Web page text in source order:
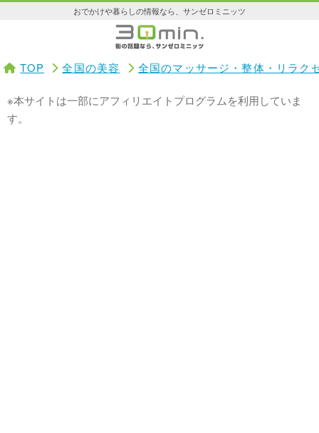
おでかけや暮らしの情報なら、サンゼロミニッツ
TOP 全国の美容 全国のマッサージ・整体・リラク
※本サイトは一部にアフィリエイトプログラムを利用していま
す。